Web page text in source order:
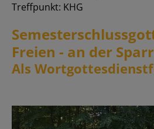
Treffpunkt: KHG
Freien - an der
Als